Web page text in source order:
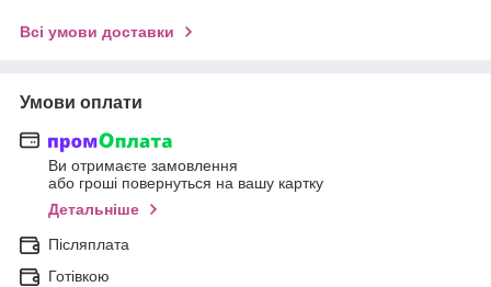
Всі умови доставки
Умови оплати
Ви отримаєте замовлення
або гроші повернуться на вашу картку
Детальніше
Післяплата
Готівкою